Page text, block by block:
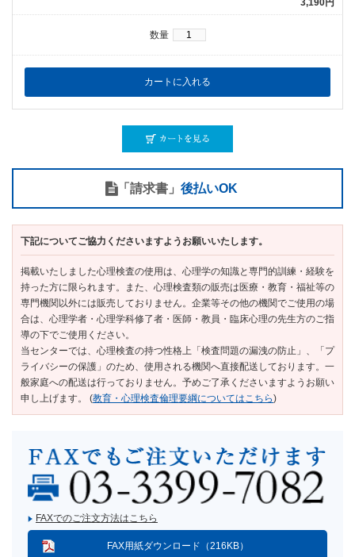
3,190円
数量
「請求書」 後払いOK
下記についてご協力くださいますようお願いいたします。
掲載いたしました心理検査の使用は、心理学の知識と専門的訓練・経験を
持った方に限られます。また、心理検査類の販売は医療・教育・福祉等の
専門機関以外には販売しておりません。企業等その他の機関でご使用の場
合は、心理学者・心理学科修了者・医師・教員・臨床心理の先生方のご指
導の下でご使用ください。
当センターでは、心理検査の持つ性格上「検査問題の漏洩の防止」、「プ
ライバシーの保護」のため、使用される機関へ直接配送しております。一
般家庭への配送は行っておりません。予めご了承くださいますようお願い
申し上げます。 (教育・心理検査倫理要綱についてはこちら)
FAXでのご注文方法はこちら
FAX用紙ダウンロード（216KB）